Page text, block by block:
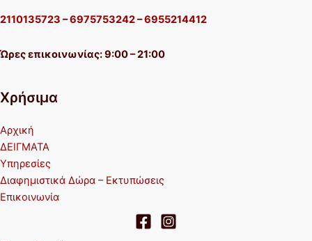
2110135723 –6975753242–6955214412
Ώρες επικοινωνίας: 9:00 – 21:00
Χρήσιμα
Αρχική
ΔΕΙΓΜΑΤΑ
Υπηρεσίες
Διαφημιστικά Δώρα – Εκτυπώσεις
Επικοινωνία